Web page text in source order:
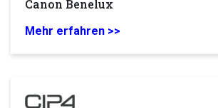
Canon Benelux
Mehr erfahren >>